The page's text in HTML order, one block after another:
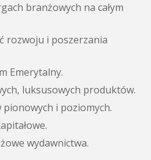
branżowych na całym
rozwoju i poszerzania
Emerytalny.
luksusowych produktów.
i poziomych.
wydawnictwa.